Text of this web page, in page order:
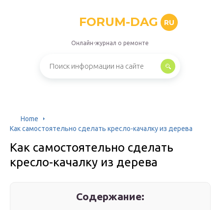
FORUM-DAG RU
Онлайн-журнал о ремонте
Home
Как самостоятельно сделать кресло-качалку из дерева
Как самостоятельно сделать
кресло-качалку из дерева
Содержание: